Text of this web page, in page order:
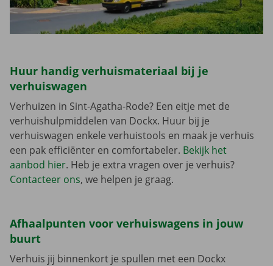
Huur handig verhuismateriaal bij je
verhuiswagen
Verhuizen in Sint-Agatha-Rode? Een eitje met de
verhuishulpmiddelen van Dockx. Huur bij je
verhuiswagen enkele verhuistools en maak je verhuis
een pak efficiënter en comfortabeler. Bekijk het
aanbod hier. Heb je extra vragen over je verhuis?
Contacteer ons, we helpen je graag.
Afhaalpunten voor verhuiswagens in jouw
buurt
Verhuis jij binnenkort je spullen met een Dockx